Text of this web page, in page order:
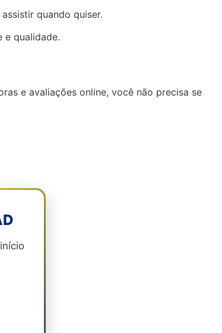
quando quiser.
e qualidade.
e avaliações online, você não precisa se